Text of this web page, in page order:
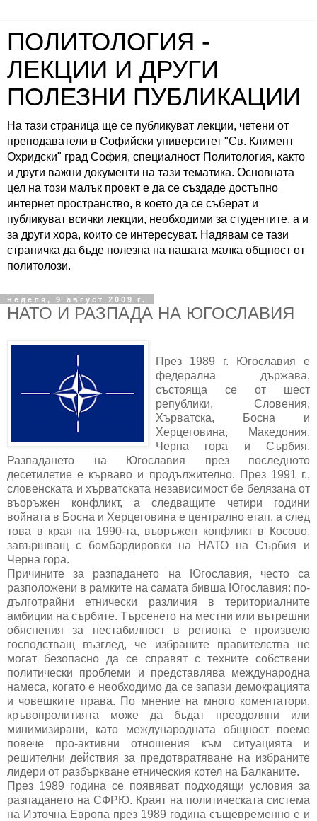
ПОЛИТОЛОГИЯ -
ЛЕКЦИИ И ДРУГИ
ПОЛЕЗНИ ПУБЛИКАЦИИ
На тази страница ще се публикуват лекции, четени от
преподаватели в Софийски университет "Св. Климент
Охридски" град София, специалност Политология, както
и други важни документи на тази тематика. Основната
цел на този малък проект е да се създаде достъпно
интернет пространство, в което да се съберат и
публикуват всички лекции, необходими за студентите, а и
за други хора, които се интересуват. Надявам се тази
страничка да бъде полезна на нашата малка общност от
политолози.
неделя, 9 август 2009 г.
НАТО И РАЗПАДА НА ЮГОСЛАВИЯ
През 1989 г. Югославия е
федерална държава,
състояща се от шест
републики, Словения,
Хърватска, Босна и
Херцеговина, Македония,
Черна гора и Сърбия.
Разпадането на Югославия през последното
десетилетие е кърваво и продължително. През 1991 г.,
словенската и хърватската независимост бе белязана от
въоръжен конфликт, а следващите четири години
войната в Босна и Херцеговина е централно етап, а след
това в края на 1990-та, въоръжен конфликт в Косово,
завършващ с бомбардировки на НАТО на Сърбия и
Черна гора.
Причините за разпадането на Югославия, често са
разположени в рамките на самата бивша Югославия: по-
дълготрайни етнически различия в териториалните
амбиции на сърбите. Търсенето на местни или вътрешни
обяснения за нестабилност в региона е произвело
господстващ възглед, че избраните правителства не
могат безопасно да се справят с техните собствени
политически проблеми и представлява международна
намеса, когато е необходимо да се запази демокрацията
и човешките права. По мнение на много коментатори,
кръвопролитията може да бъдат преодоляни или
минимизирани, като международната общност поеме
повече про-активни отношения към ситуацията и
решителни действия за предотвратяване на избраните
лидери от разбъркване етническия котел на Балканите.
През 1989 година се появяват подходящи условия за
разпадането на СФРЮ. Краят на политическата система
на Източна Европа през 1989 година същевременно е и